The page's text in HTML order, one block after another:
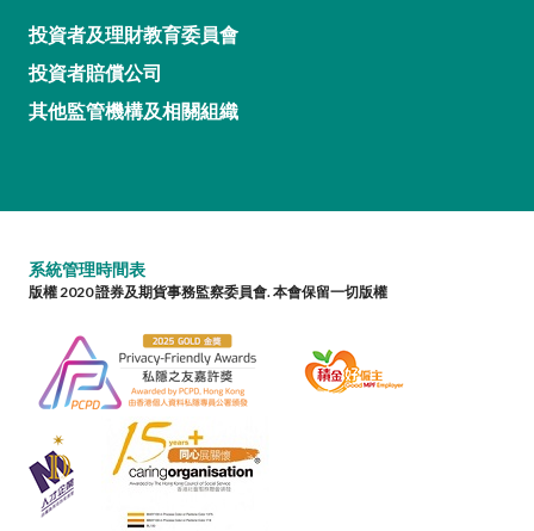
投資者及理財教育委員會
投資者賠償公司
其他監管機構及相關組織
系統管理時間表
版權 2020 證券及期貨事務監察委員會. 本會保留一切版權